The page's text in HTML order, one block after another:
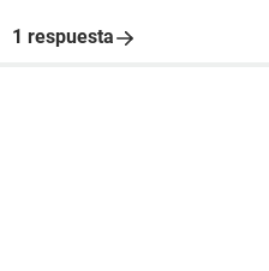
1 respuesta